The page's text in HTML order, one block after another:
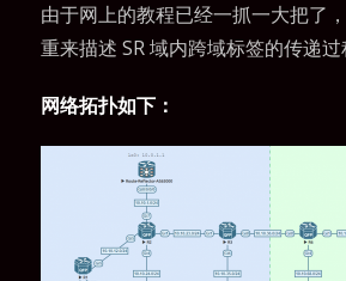
由于网上的教程已经一抓一大把了
重来描述 SR 域内跨域标签的传递过
网络拓扑如下：